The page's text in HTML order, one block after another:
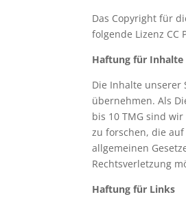
Das Copyright für
folgende Lizenz CC
Haftung für Inhalte
Die Inhalte unserer
übernehmen. Als
bis 10 TMG sind
zu forschen, die
allgemeinen
Rechtsverletzung
Haftung für Links